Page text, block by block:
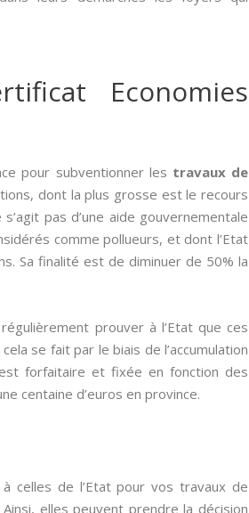
Economies
pour subventionner les travaux de
dont la plus grosse est le recours
pas d’une aide gouvernementale
comme pollueurs, et dont l’Etat
Sa finalité est de diminuer de 50% la
prouver à l’Etat que ces
se fait par le biais de l’accumulation
forfaitaire et fixée en fonction des
centaine d’euros en province.
celles de l’Etat pour vos travaux de
Ainsi, elles peuvent prendre la décision